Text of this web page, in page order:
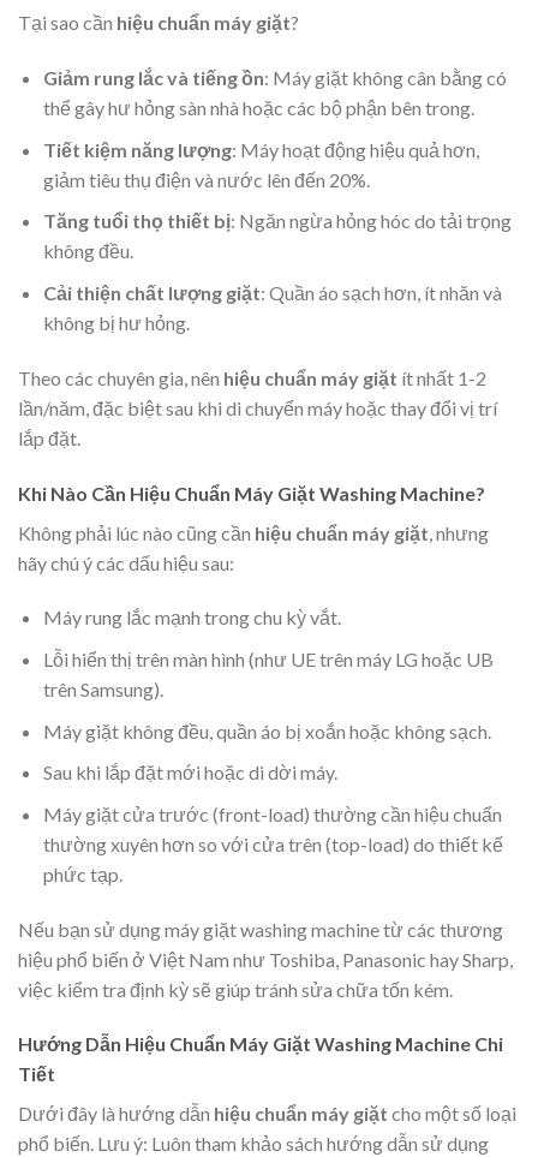
Tại sao cần hiệu chuẩn máy giặt?
Giảm rung lắc và tiếng ồn: Máy giặt không cân bằng có
thể gây hư hỏng sàn nhà hoặc các bộ phận bên trong.
Tiết kiệm năng lượng: Máy hoạt động hiệu quả hơn,
giảm tiêu thụ điện và nước lên đến 20%.
Tăng tuổi thọ thiết bị: Ngăn ngừa hỏng hóc do tải trọng
không đều.
Cải thiện chất lượng giặt: Quần áo sạch hơn, ít nhăn và
không bị hư hỏng.
Theo các chuyên gia, nên hiệu chuẩn máy giặt ít nhất 1-2
lần/năm, đặc biệt sau khi di chuyển máy hoặc thay đổi vị trí
lắp đặt.
Khi Nào Cần Hiệu Chuẩn Máy Giặt Washing Machine?
Không phải lúc nào cũng cần hiệu chuẩn máy giặt , nhưng
hãy chú ý các dấu hiệu sau:
Máy rung lắc mạnh trong chu kỳ vắt.
Lỗi hiển thị trên màn hình (như UE trên máy LG hoặc UB
trên Samsung).
Máy giặt không đều, quần áo bị xoắn hoặc không sạch.
Sau khi lắp đặt mới hoặc di dời máy.
Máy giặt cửa trước (front-load) thường cần hiệu chuẩn
thường xuyên hơn so với cửa trên (top-load) do thiết kế
phức tạp.
Nếu bạn sử dụng máy giặt washing machine từ các thương
hiệu phổ biến ở Việt Nam như Toshiba, Panasonic hay Sharp,
việc kiểm tra định kỳ sẽ giúp tránh sửa chữa tốn kém.
Hướng Dẫn Hiệu Chuẩn Máy Giặt Washing Machine Chi
Tiết
Dưới đây là hướng dẫn hiệu chuẩn máy giặt cho một số loại
phổ biến. Lưu ý: Luôn tham khảo sách hướng dẫn sử dụng